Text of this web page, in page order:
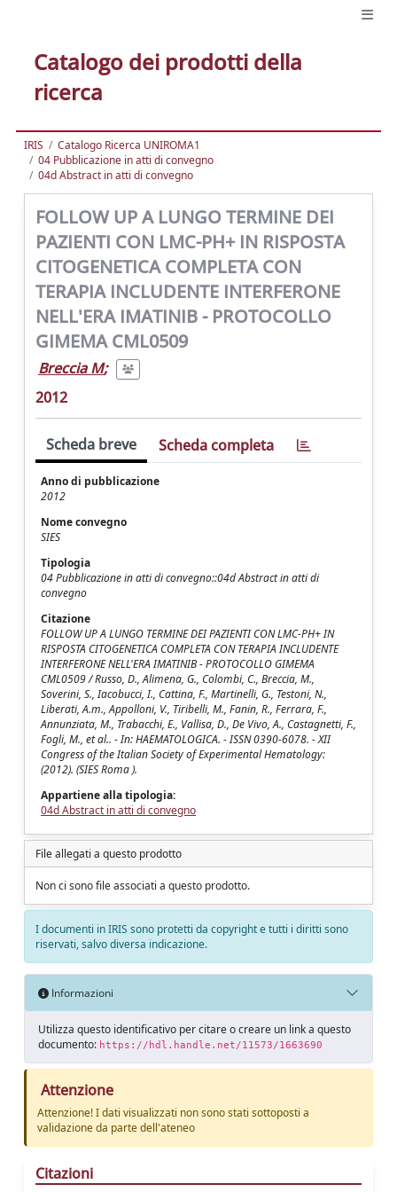
Catalogo dei prodotti della
ricerca
IRIS
Catalogo Ricerca UNIROMA1
04 Pubblicazione in atti di convegno
04d Abstract in atti di convegno
FOLLOW UP A LUNGO TERMINE DEI
PAZIENTI CON LMC-PH+ IN RISPOSTA
CITOGENETICA COMPLETA CON
TERAPIA INCLUDENTE INTERFERONE
NELL'ERA IMATINIB - PROTOCOLLO
GIMEMA CML0509
Breccia M;
2012
Scheda breve Scheda completa
Anno di pubblicazione
2012
Nome convegno
SIES
Tipologia
04 Pubblicazione in atti di convegno::04d Abstract in atti di
convegno
Citazione
FOLLOW UP A LUNGO TERMINE DEI PAZIENTI CON LMC-PH+ IN
RISPOSTA CITOGENETICA COMPLETA CON TERAPIA INCLUDENTE
INTERFERONE NELL'ERA IMATINIB - PROTOCOLLO GIMEMA
CML0509 / Russo, D., Alimena, G., Colombi, C., Breccia, M.,
Soverini, S., Iacobucci, I., Cattina, F., Martinelli, G., Testoni, N.,
Liberati, A.m., Appolloni, V., Tiribelli, M., Fanin, R., Ferrara, F.,
Annunziata, M., Trabacchi, E., Vallisa, D., De Vivo, A., Castagnetti, F.,
Fogli, M., et al.. - In: HAEMATOLOGICA. - ISSN 0390-6078. - XII
Congress of the Italian Society of Experimental Hematology:
(2012). (SIES Roma ).
Appartiene alla tipologia:
04d Abstract in atti di convegno
File allegati a questo prodotto
Non ci sono file associati a questo prodotto.
I documenti in IRIS sono protetti da copyright e tutti i diritti sono
riservati, salvo diversa indicazione.
Informazioni
Utilizza questo identificativo per citare o creare un link a questo
documento: https://hdl.handle.net/11573/1663690
Attenzione
Attenzione! I dati visualizzati non sono stati sottoposti a
validazione da parte dell'ateneo
Citazioni